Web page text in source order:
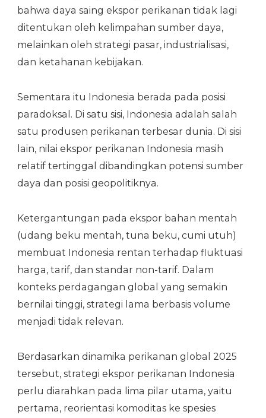
bahwa daya saing ekspor perikanan tidak lagi
ditentukan oleh kelimpahan sumber daya,
melainkan oleh strategi pasar, industrialisasi,
dan ketahanan kebijakan.
Sementara itu Indonesia berada pada posisi
paradoksal. Di satu sisi, Indonesia adalah salah
satu produsen perikanan terbesar dunia. Di sisi
lain, nilai ekspor perikanan Indonesia masih
relatif tertinggal dibandingkan potensi sumber
daya dan posisi geopolitiknya.
Ketergantungan pada ekspor bahan mentah
(udang beku mentah, tuna beku, cumi utuh)
membuat Indonesia rentan terhadap fluktuasi
harga, tarif, dan standar non-tarif. Dalam
konteks perdagangan global yang semakin
bernilai tinggi, strategi lama berbasis volume
menjadi tidak relevan.
Berdasarkan dinamika perikanan global 2025
tersebut, strategi ekspor perikanan Indonesia
perlu diarahkan pada lima pilar utama, yaitu
pertama, reorientasi komoditas ke spesies